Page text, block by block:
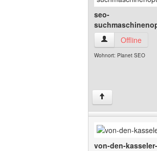
seo-
seo- Offline
Wohnort: Planet SEO
↑
von-den-